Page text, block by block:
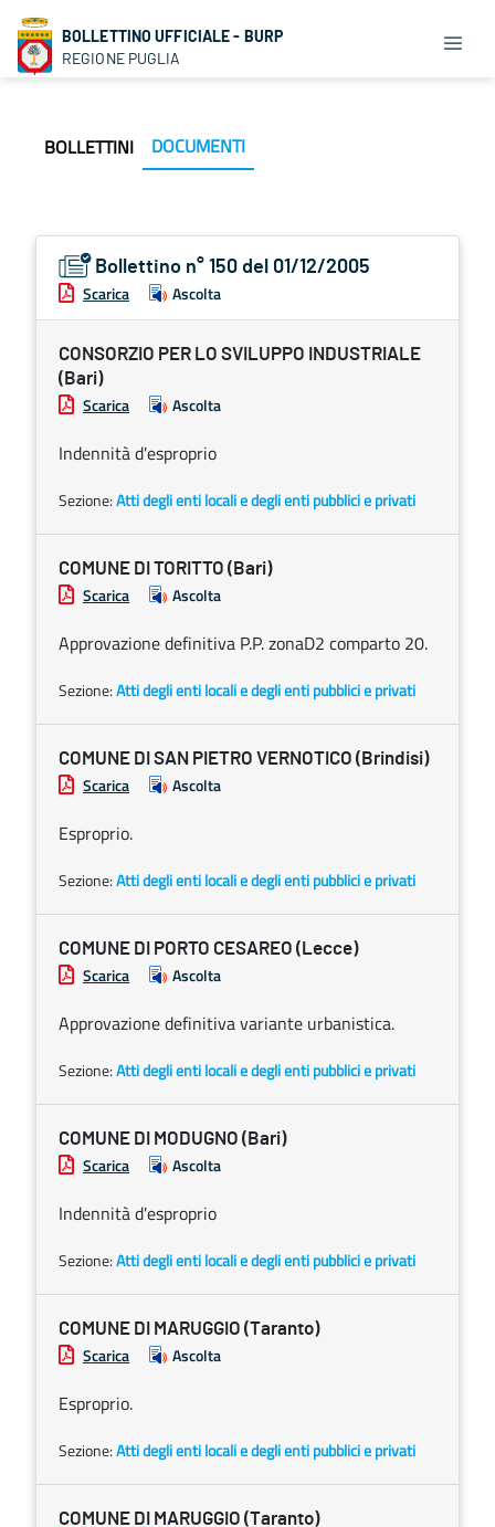
BOLLETTINO UFFICIALE - BURP
REGIONE PUGLIA
BOLLETTINI DOCUMENTI
Bollettino n° 150 del 01/12/2005
Scarica Ascolta
CONSORZIO PER LO SVILUPPO INDUSTRIALE
(Bari)
Scarica Ascolta
Indennità d'esproprio
Sezione:Atti degli enti locali e degli enti pubblici e privati
COMUNE DI TORITTO (Bari)
Scarica Ascolta
Approvazione definitiva P.P. zonaD2 comparto 20.
Sezione:Atti degli enti locali e degli enti pubblici e privati
COMUNE DI SAN PIETRO VERNOTICO (Brindisi)
Scarica Ascolta
Esproprio.
Sezione:Atti degli enti locali e degli enti pubblici e privati
COMUNE DI PORTO CESAREO (Lecce)
Scarica Ascolta
Approvazione definitiva variante urbanistica.
Sezione:Atti degli enti locali e degli enti pubblici e privati
COMUNE DI MODUGNO (Bari)
Scarica Ascolta
Indennità d'esproprio
Sezione:Atti degli enti locali e degli enti pubblici e privati
COMUNE DI MARUGGIO (Taranto)
Scarica Ascolta
Esproprio.
Sezione:Atti degli enti locali e degli enti pubblici e privati
COMUNE DI MARUGGIO (Taranto)